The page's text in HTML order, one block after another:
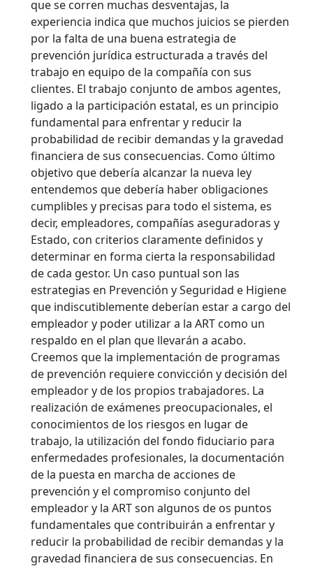
que se corren muchas desventajas, la
experiencia indica que muchos juicios se pierden
por la falta de una buena estrategia de
prevención jurídica estructurada a través del
trabajo en equipo de la compañía con sus
clientes. El trabajo conjunto de ambos agentes,
ligado a la participación estatal, es un principio
fundamental para enfrentar y reducir la
probabilidad de recibir demandas y la gravedad
financiera de sus consecuencias. Como último
objetivo que debería alcanzar la nueva ley
entendemos que debería haber obligaciones
cumplibles y precisas para todo el sistema, es
decir, empleadores, compañías aseguradoras y
Estado, con criterios claramente definidos y
determinar en forma cierta la responsabilidad
de cada gestor. Un caso puntual son las
estrategias en Prevención y Seguridad e Higiene
que indiscutiblemente deberían estar a cargo del
empleador y poder utilizar a la ART como un
respaldo en el plan que llevarán a acabo.
Creemos que la implementación de programas
de prevención requiere convicción y decisión del
empleador y de los propios trabajadores. La
realización de exámenes preocupacionales, el
conocimientos de los riesgos en lugar de
trabajo, la utilización del fondo fiduciario para
enfermedades profesionales, la documentación
de la puesta en marcha de acciones de
prevención y el compromiso conjunto del
empleador y la ART son algunos de os puntos
fundamentales que contribuirán a enfrentar y
reducir la probabilidad de recibir demandas y la
gravedad financiera de sus consecuencias. En